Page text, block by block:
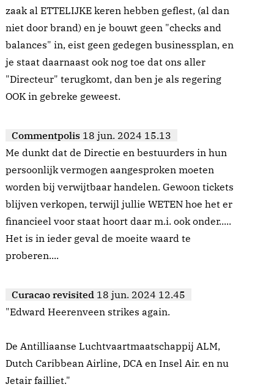
zaak al ETTELIJKE keren hebben geflest, (al dan
niet door brand) en je bouwt geen "checks and
balances" in, eist geen gedegen businessplan, en
je staat daarnaast ook nog toe dat ons aller
"Directeur" terugkomt, dan ben je als regering
OOK in gebreke geweest.
Commentpolis 18 jun. 2024 15.13
Me dunkt dat de Directie en bestuurders in hun
persoonlijk vermogen aangesproken moeten
worden bij verwijtbaar handelen. Gewoon tickets
blijven verkopen, terwijl jullie WETEN hoe het er
financieel voor staat hoort daar m.i. ook onder.....
Het is in ieder geval de moeite waard te
proberen....
Curacao revisited 18 jun. 2024 12.45
"Edward Heerenveen strikes again.
De Antilliaanse Luchtvaartmaatschappij ALM,
Dutch Caribbean Airline, DCA en Insel Air. en nu
Jetair failliet."